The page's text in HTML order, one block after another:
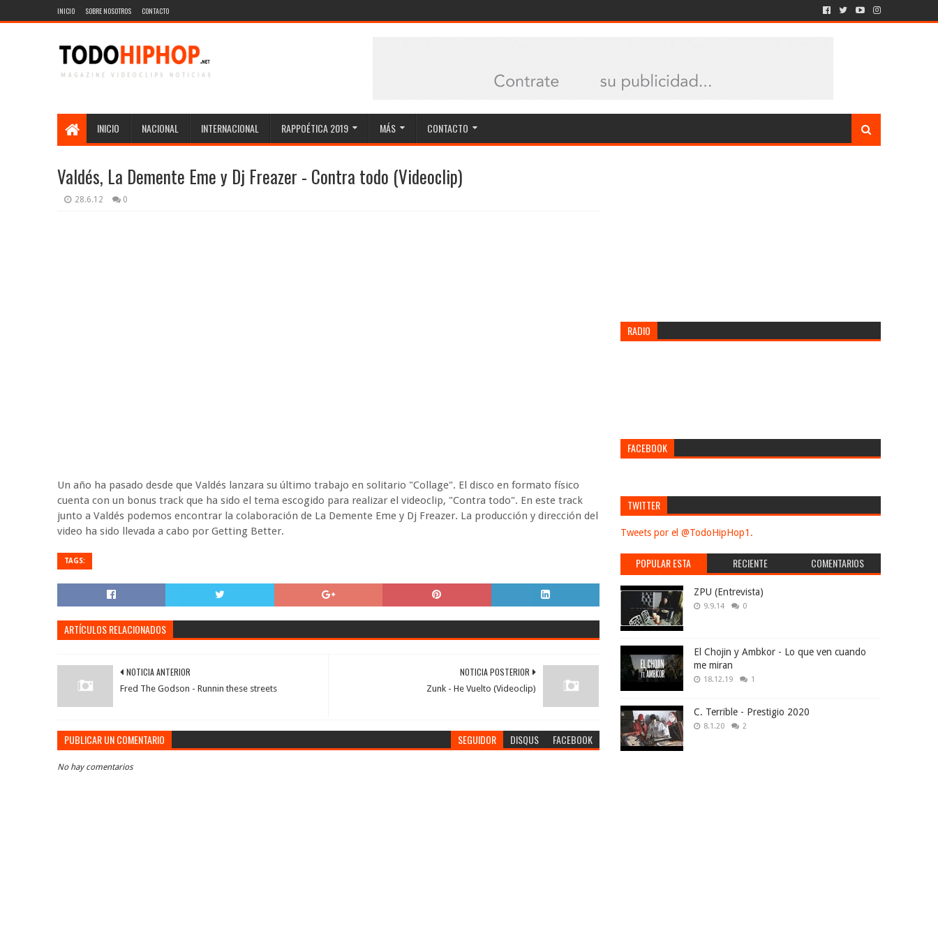
INICIO SOBRE NOSOTROS CONTACTO
INICIO NACIONAL INTERNACIONAL RAPPOÉTICA 2019 MÁS CONTACTO
Valdés, La Demente Eme y Dj Freazer - Contra todo (Videoclip)
28.6.12 0
Un año ha pasado desde que Valdés lanzara su último trabajo en solitario "Collage". El disco en formato físico
cuenta con un bonus track que ha sido el tema escogido para realizar el videoclip, "Contra todo". En este track
junto a Valdés podemos encontrar la colaboración de La Demente Eme y Dj Freazer. La producción y dirección del
video ha sido llevada a cabo por Getting Better.
TAGS:
ARTÍCULOS RELACIONADOS
NOTICIA POSTERIOR
Zunk - He Vuelto (Videoclip)
NOTICIA ANTERIOR
Fred The Godson - Runnin these streets
PUBLICAR UN COMENTARIO SEGUIDOR DISQUS FACEBOOK
No hay comentarios
RADIO
FACEBOOK
TWITTER
Tweets por el @TodoHipHop1.
POPULAR ESTA
SEMANA
RECIENTE COMENTARIOS
ZPU (Entrevista)
9.9.14 0
El Chojin y Ambkor - Lo que ven cuando
me miran
18.12.19 1
C. Terrible - Prestigio 2020
8.1.20 2